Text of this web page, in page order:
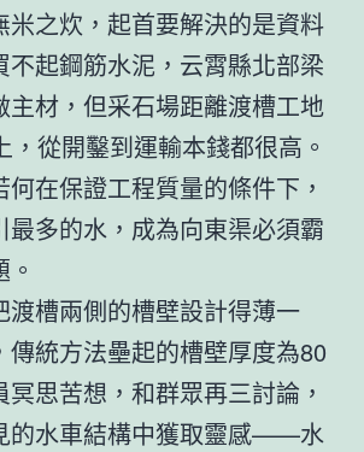
之炊，起首要解決的是資料
不起鋼筋水泥，云霄縣北部梁
主材，但采石場距離渡槽工地
，從開鑿到運輸本錢都很高。
在保證工程質量的條件下，
最多的水，成為向東渠必須霸
槽兩側的槽壁設計得薄一
傳統方法壘起的槽壁厚度為80
思苦想，和群眾再三討論，
的水車結構中獲取靈感——水